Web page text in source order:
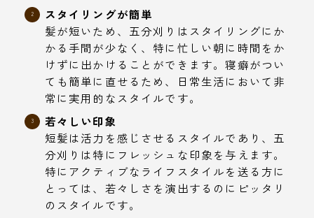
スタイリングが簡単
髪が短いため、五分刈りはスタイリングにか
かる手間が少なく、特に忙しい朝に時間をか
けずに出かけることができます。寝癖がつい
ても簡単に直せるため、日常生活において非
常に実用的なスタイルです。
若々しい印象
短髪は活力を感じさせるスタイルであり、五
分刈りは特にフレッシュな印象を与えます。
特にアクティブなライフスタイルを送る方に
とっては、若々しさを演出するのにピッタリ
のスタイルです。